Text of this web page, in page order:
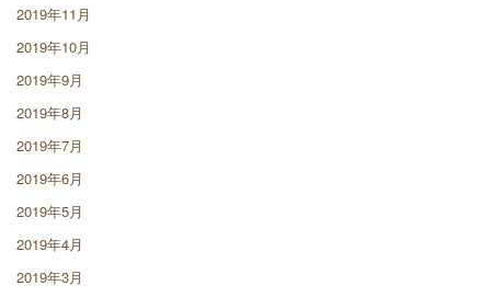
2019年11月
2019年10月
2019年9月
2019年8月
2019年7月
2019年6月
2019年5月
2019年4月
2019年3月